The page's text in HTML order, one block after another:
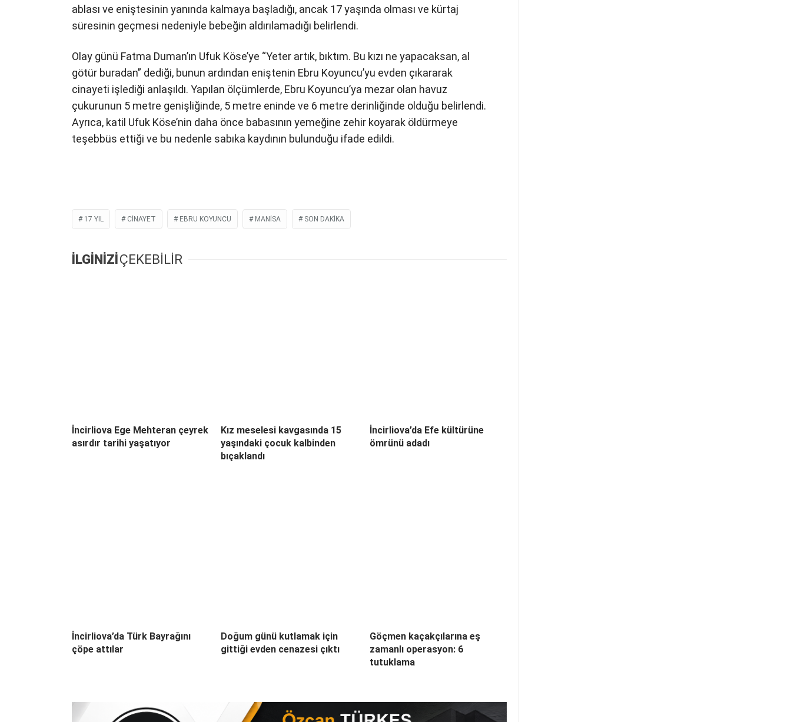
ablası ve eniştesinin yanında kalmaya başladığı, ancak 17 yaşında olması ve kürtaj
süresinin geçmesi nedeniyle bebeğin aldırılamadığı belirlendi.
Olay günü Fatma Duman’ın Ufuk Köse’ye “Yeter artık, bıktım. Bu kızı ne yapacaksan, al
götür buradan” dediği, bunun ardından eniştenin Ebru Koyuncu’yu evden çıkararak
cinayeti işlediği anlaşıldı. Yapılan ölçümlerde, Ebru Koyuncu’ya mezar olan havuz
çukurunun 5 metre genişliğinde, 5 metre eninde ve 6 metre derinliğinde olduğu belirlendi.
Ayrıca, katil Ufuk Köse’nin daha önce babasının yemeğine zehir koyarak öldürmeye
teşebbüs ettiği ve bu nedenle sabıka kaydının bulunduğu ifade edildi.
17 YIL CINAYET EBRU KOYUNCU MANISA SON DAKIKA
İLGİNİZİÇEKEBİLİR
İncirliova Ege Mehteran çeyrek
asırdır tarihi yaşatıyor
Kız meselesi kavgasında 15
yaşındaki çocuk kalbinden
bıçaklandı
İncirliova’da Efe kültürüne
ömrünü adadı
İncirliova’da Türk Bayrağını
çöpe attılar
Doğum günü kutlamak için
gittiği evden cenazesi çıktı
Göçmen kaçakçılarına eş
zamanlı operasyon: 6
tutuklama